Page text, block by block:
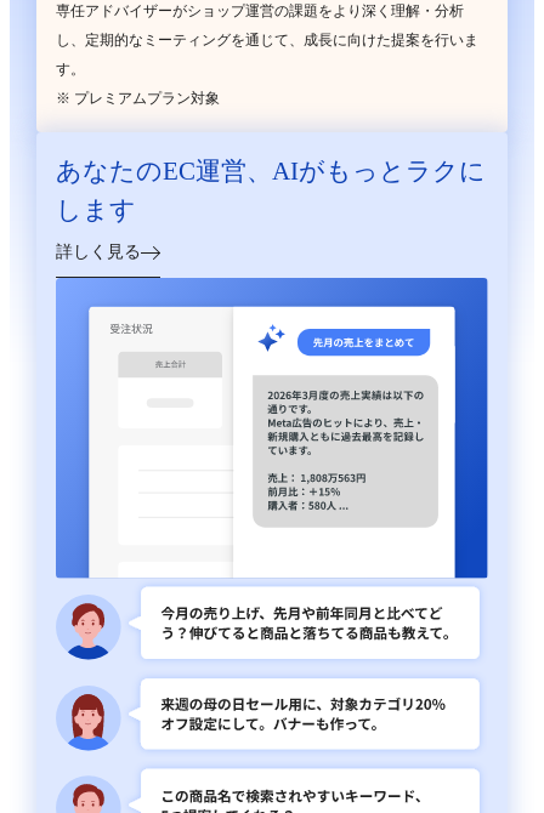
専任アドバイザーがショップ運営の課題をより深く理解・分析
し、定期的なミーティングを通じて、成長に向けた提案を行いま
す。
※ プレミアムプラン対象
あなたのEC運営、 AIがもっとラクに
します
詳しく見る